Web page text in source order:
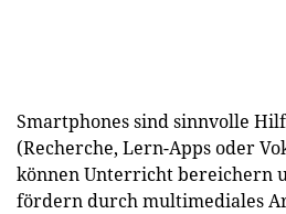
Smartphones sind sinnvolle
(Recherche, Lern-Apps oder
können Unterricht bereichern
fördern durch multimediales